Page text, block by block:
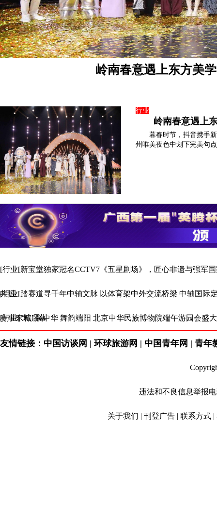
岭南春意遇上东方美
行业
岭南春意遇上
暮春时节，抖音携手
州唯美夜色中划下完美句
[行业[新宝堂独家冠名CCTV7《五星剧场》，匠心非遗与强军
共振
[行业[踏赛道寻千年中轴文脉 以体育架中外交流桥梁 中轴国际
赛事东城启幕
[行业[“粽”聚中华 舞韵端阳 北京中华民族博物院端午游园会盛
友情链接：中国访谈网 | 环球旅游网 | 中国青年网 | 青年
违法和不良信息举报电
关于我们 | 刊登广告 | 联系方式